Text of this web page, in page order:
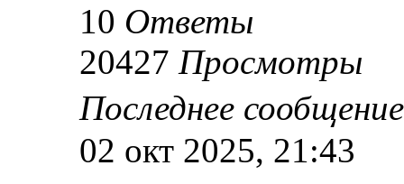
10 Ответы
20427 Просмотры
Последнее
02 окт 2025, 21:43